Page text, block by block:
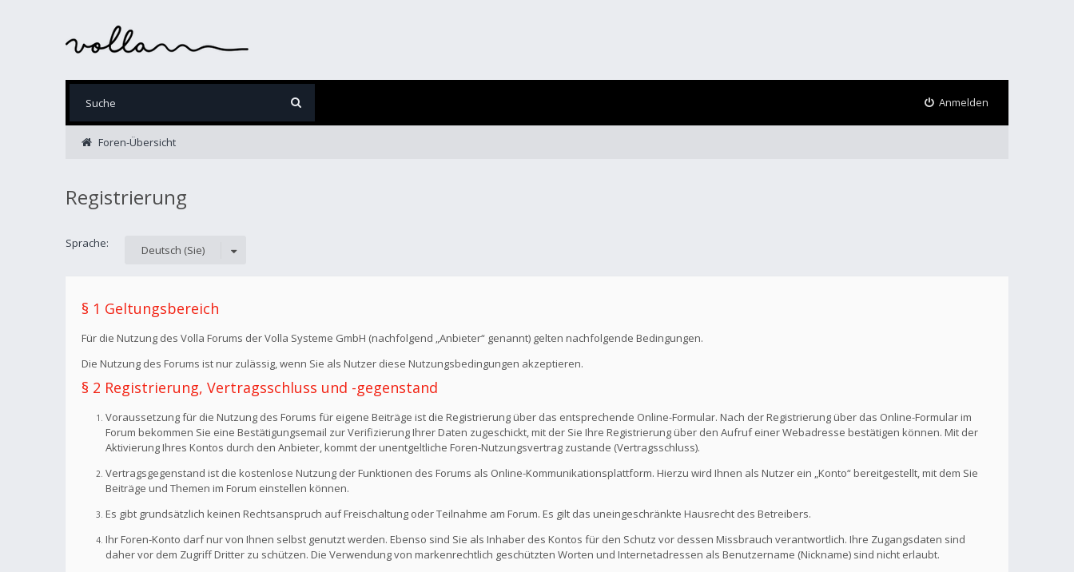
Anmelden
Foren-Übersicht
Registrierung
Sprache: Deutsch (Sie)
§ 1 Geltungsbereich
Für die Nutzung des Volla Forums der Volla Systeme GmbH (nachfolgend „Anbieter“ genannt) gelten nachfolgende Bedingungen.
Die Nutzung des Forums ist nur zulässig, wenn Sie als Nutzer diese Nutzungsbedingungen akzeptieren.
§ 2 Registrierung, Vertragsschluss und -gegenstand
Voraussetzung für die Nutzung des Forums für eigene Beiträge ist die Registrierung über das entsprechende Online-Formular. Nach der Registrierung über das Online-Formular im
Forum bekommen Sie eine Bestätigungsemail zur Verifizierung Ihrer Daten zugeschickt, mit der Sie Ihre Registrierung über den Aufruf einer Webadresse bestätigen können. Mit der
Aktivierung Ihres Kontos durch den Anbieter, kommt der unentgeltliche Foren-Nutzungsvertrag zustande (Vertragsschluss).
Vertragsgegenstand ist die kostenlose Nutzung der Funktionen des Forums als Online-Kommunikationsplattform. Hierzu wird Ihnen als Nutzer ein „Konto“ bereitgestellt, mit dem Sie
Beiträge und Themen im Forum einstellen können.
Es gibt grundsätzlich keinen Rechtsanspruch auf Freischaltung oder Teilnahme am Forum. Es gilt das uneingeschränkte Hausrecht des Betreibers.
Ihr Foren-Konto darf nur von Ihnen selbst genutzt werden. Ebenso sind Sie als Inhaber des Kontos für den Schutz vor dessen Missbrauch verantwortlich. Ihre Zugangsdaten sind
daher vor dem Zugriff Dritter zu schützen. Die Verwendung von markenrechtlich geschützten Worten und Internetadressen als Benutzername (Nickname) sind nicht erlaubt.